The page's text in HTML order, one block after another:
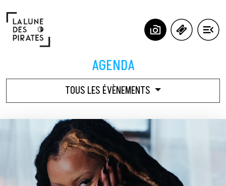
AGENDA
TOUS LES ÉVÈNEMENTS